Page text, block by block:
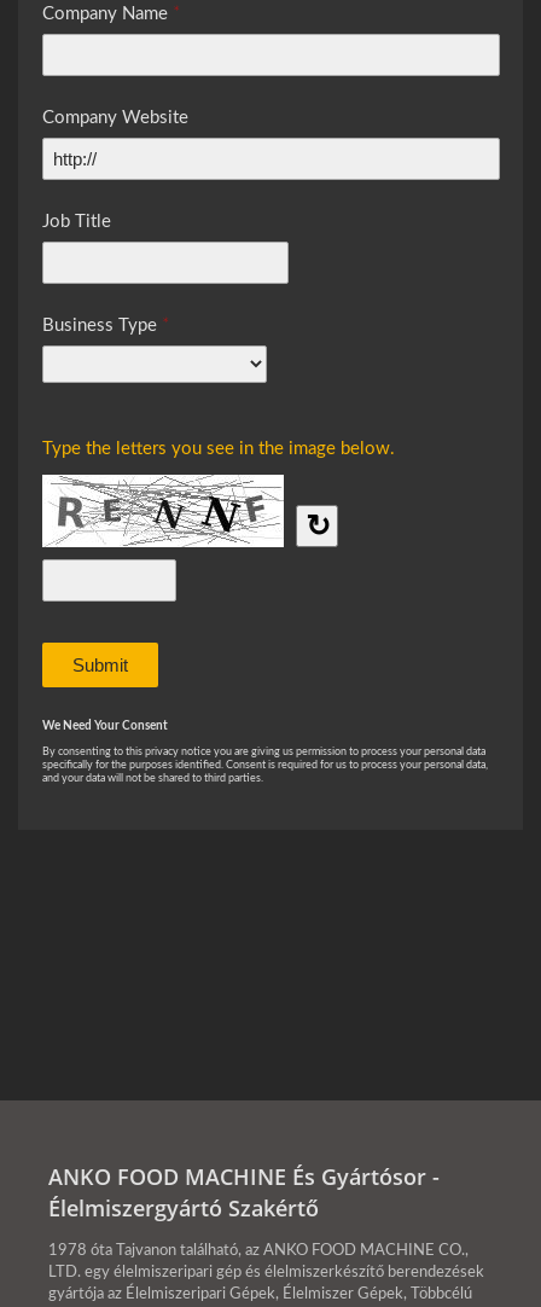
ANKO FOOD MACHINE És Gyártósor -
Élelmiszergyártó Szakértő
1978 óta Tajvanon található, az ANKO FOOD MACHINE CO.,
LTD. egy élelmiszeripari gép és élelmiszerkészítő berendezések
gyártója az Élelmiszeripari Gépek, Élelmiszer Gépek, Többcélú